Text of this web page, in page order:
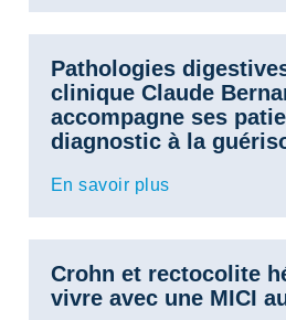
Pathologies
clinique Claude
accompagne ses
diagnostic à la
En savoir plus
Crohn et rectocolite
vivre avec une MICI